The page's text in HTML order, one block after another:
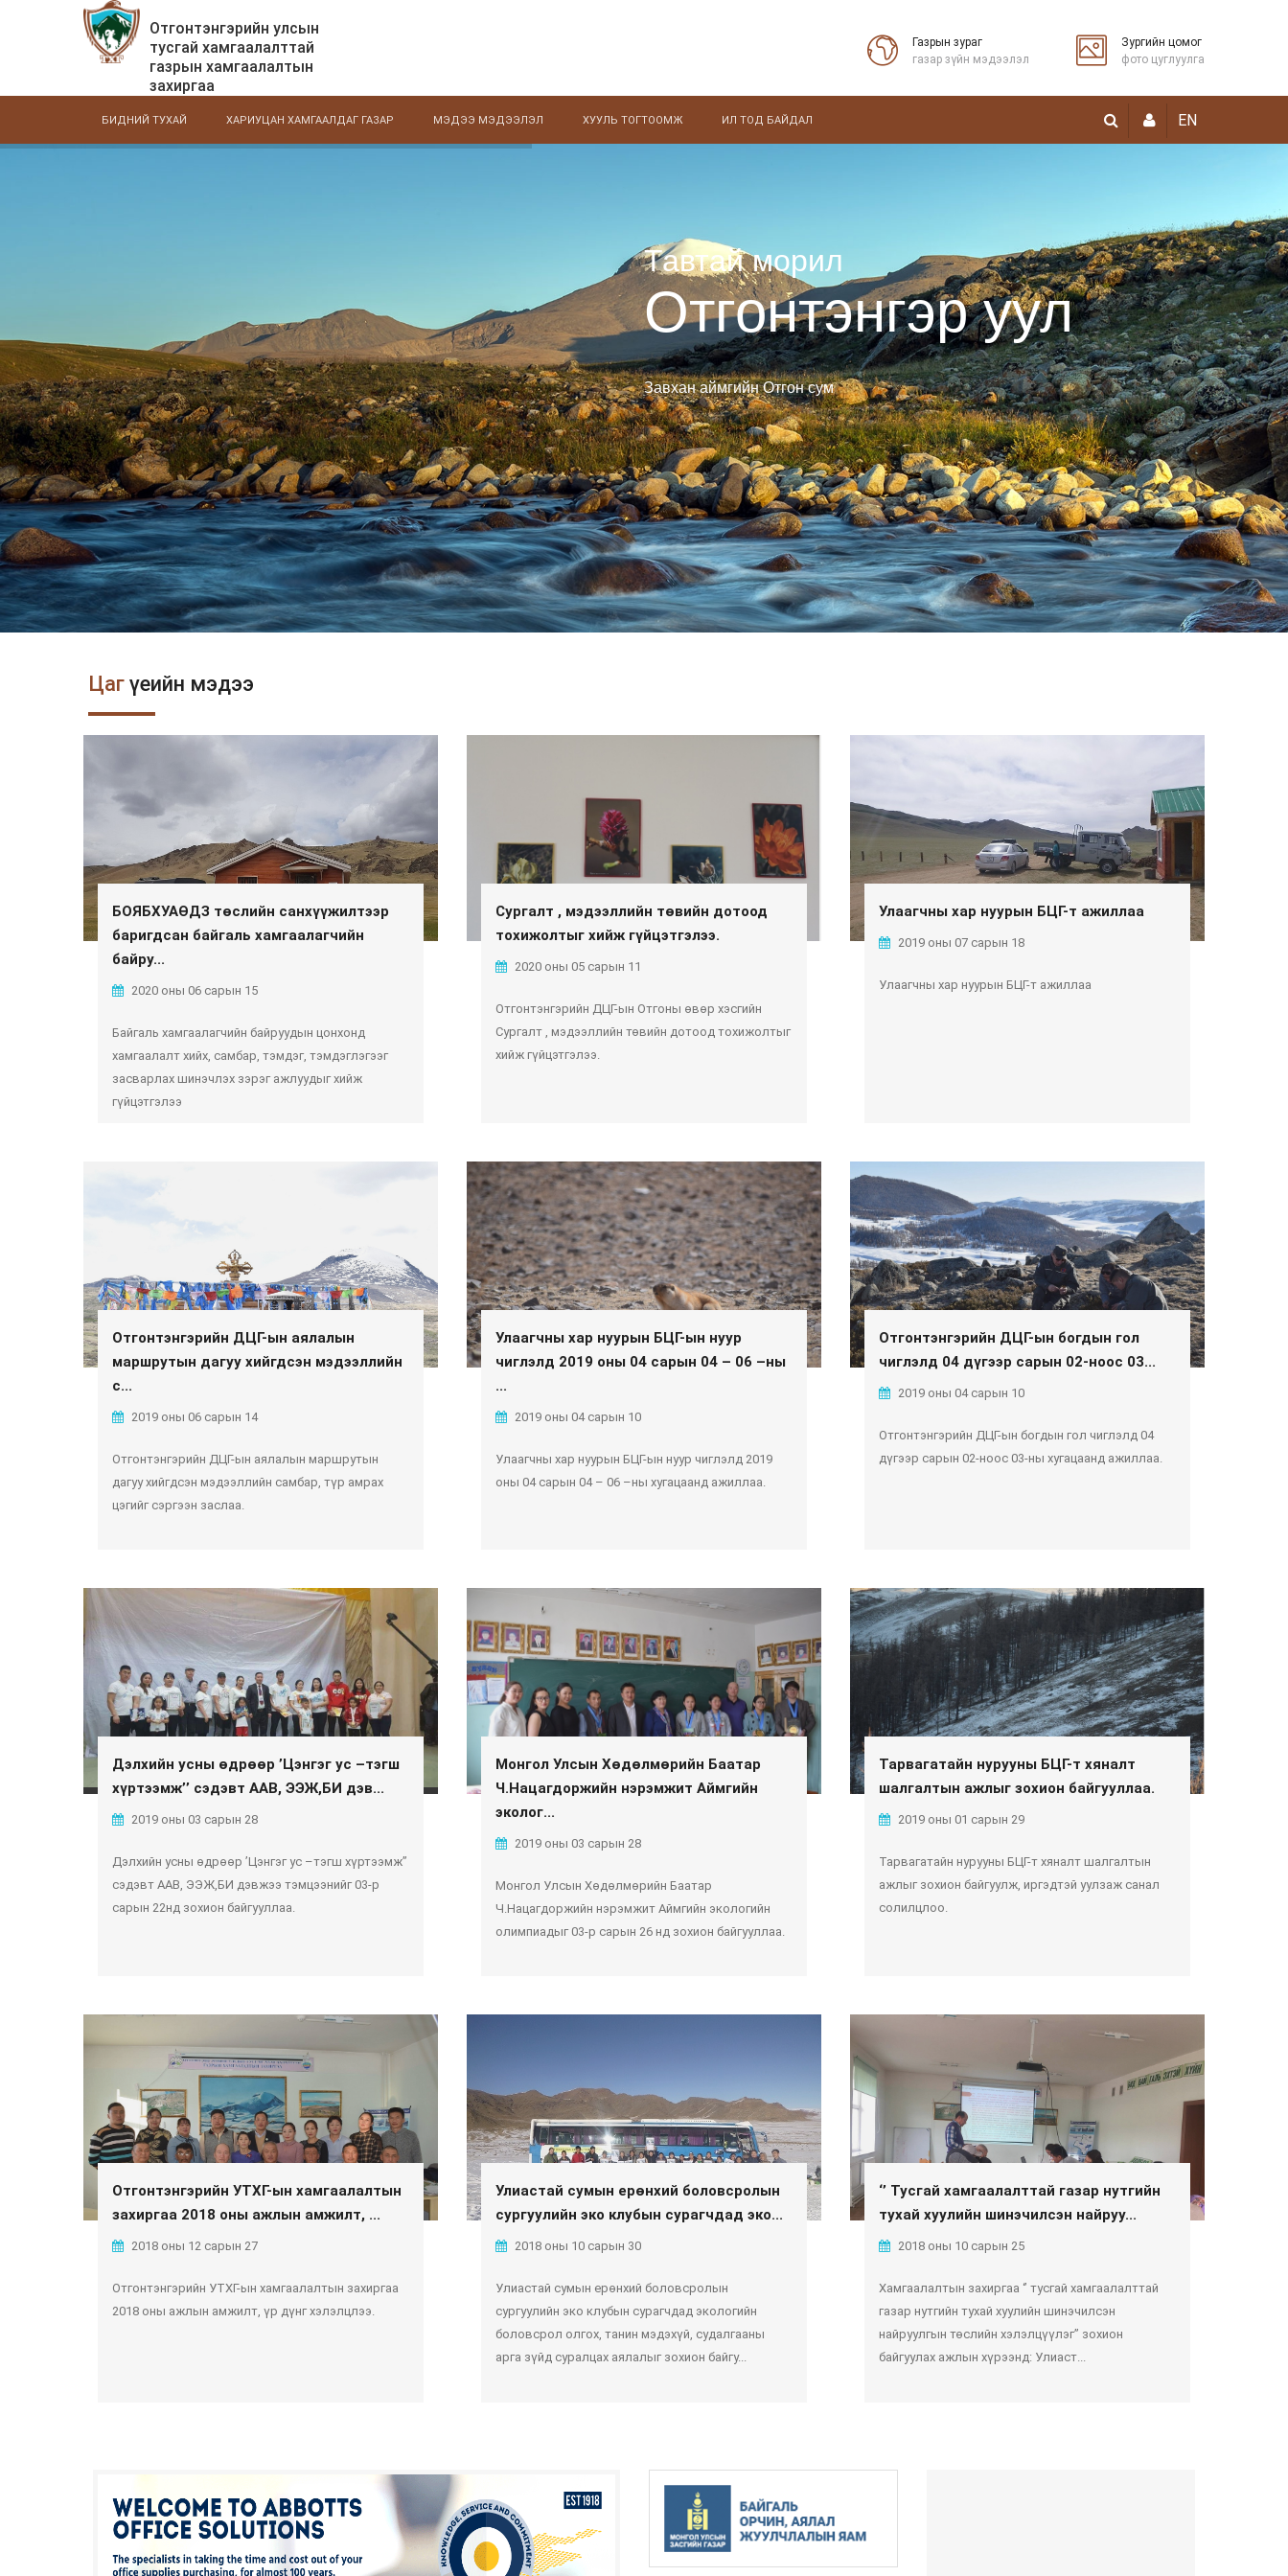
Отгонтэнгэрийн улсын
тусгай хамгаалалттай
газрын хамгаалалтын
захиргаа
Газрын зураг
газар зүйн мэдээлэл
Зургийн цомог
фото цуглуулга
БИДНИЙ ТУХАЙ ХАРИУЦАН ХАМГААЛДАГ ГАЗАР МЭДЭЭ МЭДЭЭЛЭЛ ХУУЛЬ ТОГТООМЖ ИЛ ТОД БАЙДАЛ EN
Тавтай морил
Отгонтэнгэр уул
Завхан аймгийн Отгон сум
Цаг үеийн мэдээ
БОЯБХУАӨДЗ төслийн санхүүжилтээр
баригдсан байгаль хамгаалагчийн
байру...
2020 оны 06 сарын 15
Байгаль хамгаалагчийн байруудын цонхонд
хамгаалалт хийх, самбар, тэмдэг, тэмдэглэгээг
засварлах шинэчлэх зэрэг ажлуудыг хийж
гүйцэтгэлээ
Сургалт , мэдээллийн төвийн дотоод
тохижолтыг хийж гүйцэтгэлээ.
2020 оны 05 сарын 11
Отгонтэнгэрийн ДЦГ-ын Отгоны өвөр хэсгийн
Сургалт , мэдээллийн төвийн дотоод тохижолтыг
хийж гүйцэтгэлээ.
Улаагчны хар нуурын БЦГ-т ажиллаа
2019 оны 07 сарын 18
Улаагчны хар нуурын БЦГ-т ажиллаа
Отгонтэнгэрийн ДЦГ-ын аялалын
маршрутын дагуу хийгдсэн мэдээллийн
с...
2019 оны 06 сарын 14
Отгонтэнгэрийн ДЦГ-ын аялалын маршрутын
дагуу хийгдсэн мэдээллийн самбар, түр амрах
цэгийг сэргээн заслаа.
Улаагчны хар нуурын БЦГ-ын нуур
чиглэлд 2019 оны 04 сарын 04 – 06 –ны
...
2019 оны 04 сарын 10
Улаагчны хар нуурын БЦГ-ын нуур чиглэлд 2019
оны 04 сарын 04 – 06 –ны хугацаанд ажиллаа.
Отгонтэнгэрийн ДЦГ-ын богдын гол
чиглэлд 04 дүгээр сарын 02-ноос 03...
2019 оны 04 сарын 10
Отгонтэнгэрийн ДЦГ-ын богдын гол чиглэлд 04
дүгээр сарын 02-ноос 03-ны хугацаанд ажиллаа.
Дэлхийн усны өдрөөр ’Цэнгэг ус –тэгш
хүртээмж’’ сэдэвт ААВ, ЭЭЖ,БИ дэв...
2019 оны 03 сарын 28
Дэлхийн усны өдрөөр ’Цэнгэг ус –тэгш хүртээмж’’
сэдэвт ААВ, ЭЭЖ,БИ дэвжээ тэмцээнийг 03-р
сарын 22нд зохион байгууллаа.
Монгол Улсын Хөдөлмөрийн Баатар
Ч.Нацагдоржийн нэрэмжит Аймгийн
эколог...
2019 оны 03 сарын 28
Монгол Улсын Хөдөлмөрийн Баатар
Ч.Нацагдоржийн нэрэмжит Аймгийн экологийн
олимпиадыг 03-р сарын 26 нд зохион байгууллаа.
Тарвагатайн нурууны БЦГ-т хяналт
шалгалтын ажлыг зохион байгууллаа.
2019 оны 01 сарын 29
Тарвагатайн нурууны БЦГ-т хяналт шалгалтын
ажлыг зохион байгуулж, иргэдтэй уулзаж санал
солилцлоо.
Отгонтэнгэрийн УТХГ-ын хамгаалалтын
захиргаа 2018 оны ажлын амжилт, ...
2018 оны 12 сарын 27
Отгонтэнгэрийн УТХГ-ын хамгаалалтын захиргаа
2018 оны ажлын амжилт, үр дүнг хэлэлцлээ.
Улиастай сумын ерөнхий боловсролын
сургуулийн эко клубын сурагчдад эко...
2018 оны 10 сарын 30
Улиастай сумын ерөнхий боловсролын
сургуулийн эко клубын сурагчдад экологийн
боловсрол олгох, танин мэдэхүй, судалгааны
арга зүйд суралцах аялалыг зохион байгу...
‘’ Тусгай хамгаалалттай газар нутгийн
тухай хуулийн шинэчилсэн найруу...
2018 оны 10 сарын 25
Хамгаалалтын захиргаа ‘’ тусгай хамгаалалттай
газар нутгийн тухай хуулийн шинэчилсэн
найруулгын төслийн хэлэлцүүлэг’’ зохион
байгуулах ажлын хүрээнд: Улиаст...